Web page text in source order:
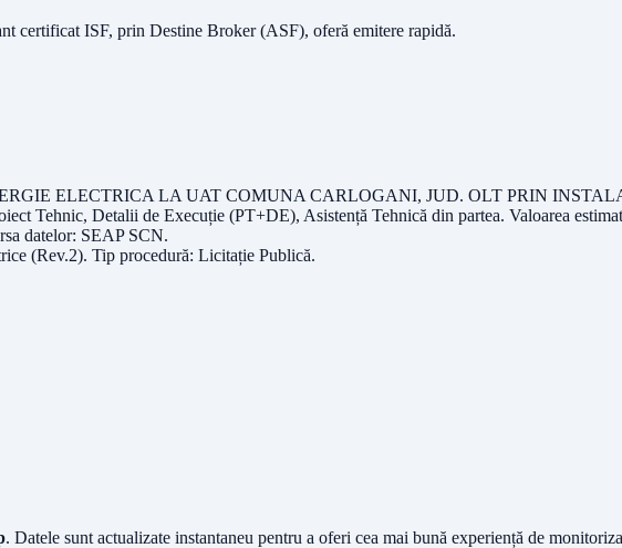
certificat ISF, prin Destine Broker (ASF), oferă emitere rapidă.
ELECTRICA LA UAT COMUNA CARLOGANI, JUD. OLT PRIN
Tehnic, Detalii de Execuție (PT+DE), Asistență Tehnică din partea. Valoarea
datelor: SEAP SCN.
(Rev.2). Tip procedură: Licitație Publică.
. Datele sunt actualizate instantaneu pentru a oferi cea mai bună experiență de